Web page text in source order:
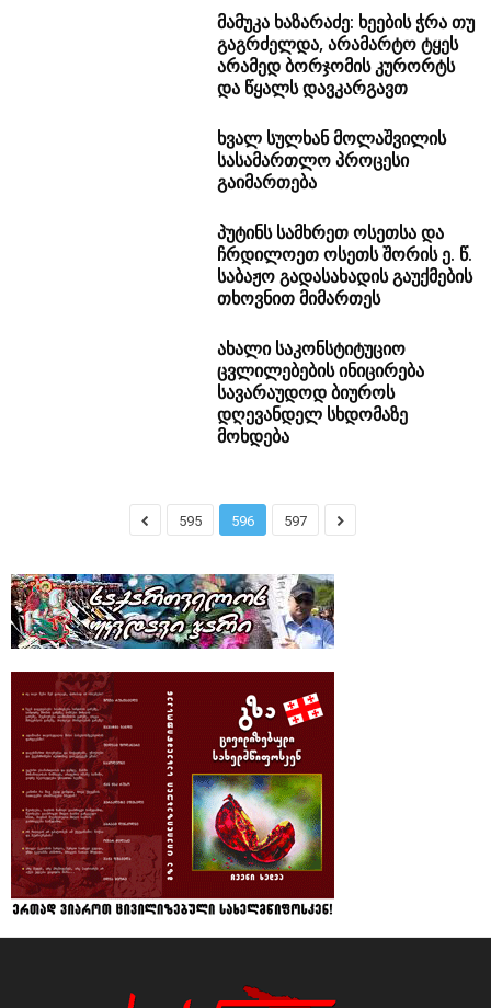
მამუკა ხაზარაძე: ხეების ჭრა თუ
გაგრძელდა, არამარტო ტყეს
არამედ ბორჯომის კურორტს
და წყალს დავკარგავთ
ხვალ სულხან მოლაშვილის
სასამართლო პროცესი
გაიმართება
პუტინს სამხრეთ ოსეთსა და
ჩრდილოეთ ოსეთს შორის ე. წ.
საბაჟო გადასახადის გაუქმების
თხოვნით მიმართეს
ახალი საკონსტიტუციო
ცვლილებების ინიცირება
სავარაუდოდ ბიუროს
დღევანდელ სხდომაზე
მოხდება
595 596 597